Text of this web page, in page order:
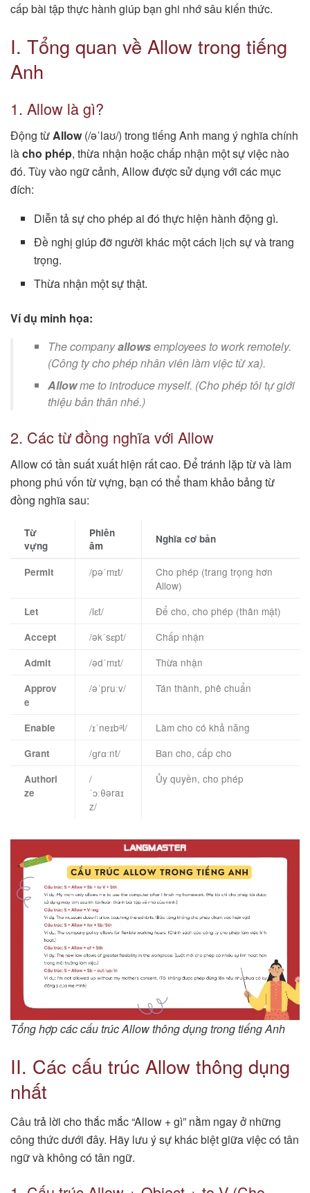
cấp bài tập thực hành giúp bạn ghi nhớ sâu kiến thức.
I. Tổng quan về Allow trong tiếng
Anh
1. Allow là gì?
Động từAllow (/əˈlaʊ/) trong tiếng Anh mang ý nghĩa chính
làcho phép, thừa nhận hoặc chấp nhận một sự việc nào
đó. Tùy vào ngữ cảnh, Allow được sử dụng với các mục
đích:
Diễn tả sự cho phép ai đó thực hiện hành động gì.
Đề nghị giúp đỡ người khác một cách lịch sự và trang
trọng.
Thừa nhận một sự thật.
Ví dụ minh họa:
The companyallowsemployees to work remotely.
(Công ty cho phép nhân viên làm việc từ xa).
Allowme to introduce myself. (Cho phép tôi tự giới
thiệu bản thân nhé.)
2. Các từ đồng nghĩa với Allow
Allow có tần suất xuất hiện rất cao. Để tránh lặp từ và làm
phong phú vốn từ vựng, bạn có thể tham khảo bảng từ
đồng nghĩa sau:
Từ
vựng
Phiên
âm
Nghĩa cơ bản
Permit /pəˈmɪt/
Cho phép (trang trọng hơn
Allow)
Let /lɛt/ Để cho, cho phép (thân mật)
Accept /əkˈsɛpt/ Chấp nhận
Admit /ədˈmɪt/ Thừa nhận
Approv
e
/əˈpruːv/ Tán thành, phê chuẩn
Enable /ɪˈneɪbᵊl/ Làm cho có khả năng
Grant /ɡrɑːnt/ Ban cho, cấp cho
Authori
ze
/
ˈɔːθəraɪ
z/
Ủy quyền, cho phép
Tổng hợp các cấu trúc Allow thông dụng trong tiếng Anh
II. Các cấu trúc Allow thông dụng
nhất
Câu trả lời cho thắc mắc “Allow + gì” nằm ngay ở những
công thức dưới đây. Hãy lưu ý sự khác biệt giữa việc có tân
ngữ và không có tân ngữ.